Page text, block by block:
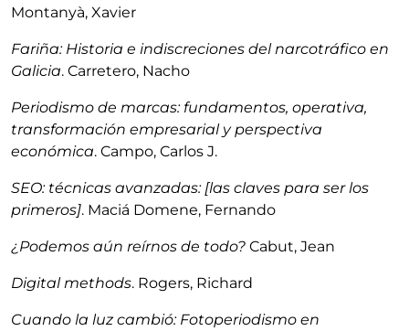
Montanyà, Xavier
Fariña: Historia e indiscreciones del narcotráfico en
Galicia. Carretero, Nacho
Periodismo de marcas: fundamentos, operativa,
transformación empresarial y perspectiva
económica. Campo, Carlos J.
SEO: técnicas avanzadas: [las claves para ser los
primeros]. Maciá Domene, Fernando
¿Podemos aún reírnos de todo? Cabut, Jean
Digital methods. Rogers, Richard
Cuando la luz cambió: Fotoperiodismo en